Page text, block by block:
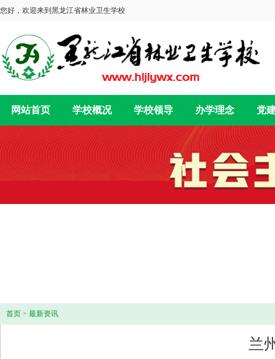
您好，欢迎来到黑龙江省林业卫生学校
网站首页 学校概况 学校领导 办学理念 党
首页 > 最新资讯
兰